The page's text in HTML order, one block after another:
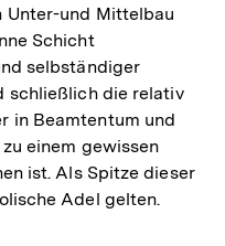
Unter-und Mittelbau
Schicht
selbständiger
schließlich die relativ
in Beamtentum und
einem gewissen
ist. Als Spitze dieser
Adel gelten.